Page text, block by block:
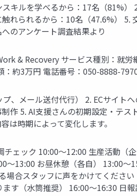
キルを学べるから：17名（81%
れられるから：10名（47.6%）
のアンケート調査結果より
& Recovery サービス種別：就
約3万円 電話番号：050-8888-
、メール送付代行） 2. ECサイト
作 5. AI支援さんの初期設定・テ
は時期によって変化します。
ェック 10:00〜12:00 生産活動（
13:00 お昼休憩（各自） 13:00〜
場合スタッフに声をかけてくださ
す（水筒推奨） 16:00〜16:30 日